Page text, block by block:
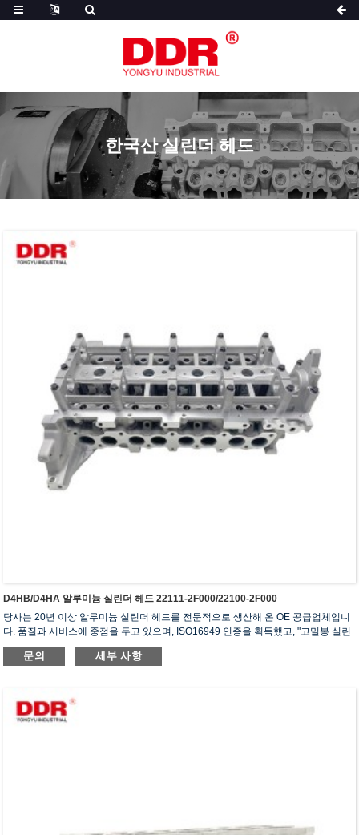
한국산 실린더 헤드
D4HB/D4HA 알루미늄 실린더 헤드 22111-2F000/22100-2F000
당사는 20년 이상 알루미늄 실린더 헤드를 전문적으로 생산해 온 OE 공급업체입니
다. 품질과 서비스에 중점을 두고 있으며, ISO16949 인증을 획득했고, "고밀봉 실린
더 헤드", "긴 수명 실린더 헤드" 등 5건의 실용신안 특허를 보유하고 있습니다.
문의 세부 사항